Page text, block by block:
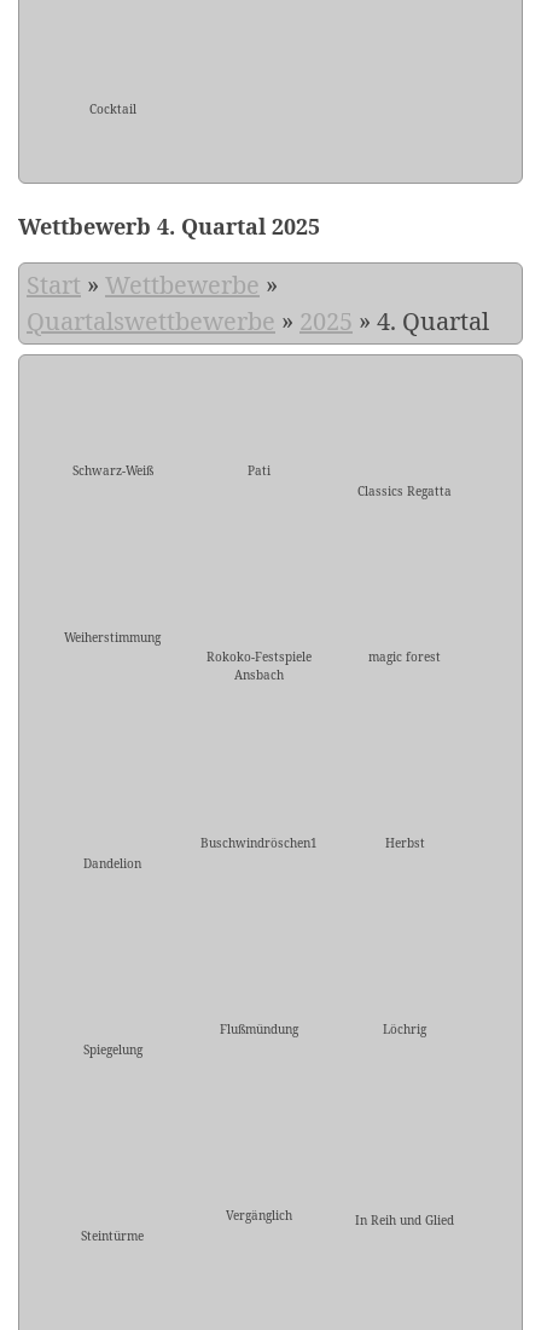
Cocktail
Wettbewerb 4. Quartal 2025
Start » Wettbewerbe »
Quartalswettbewerbe » 2025 » 4. Quartal
Schwarz-Weiß
Pati
Classics Regatta
Weiherstimmung
Rokoko-Festspiele
Ansbach
magic forest
Dandelion
Buschwindröschen1 Herbst
Spiegelung
Flußmündung Löchrig
Steintürme
Vergänglich In Reih und Glied